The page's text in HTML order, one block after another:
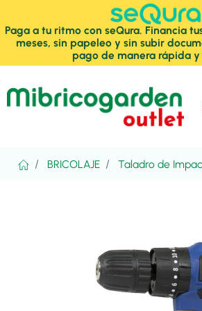
Paga a tu ritmo con seQura. Financia
meses, sin papeleo y sin subir
pago de manera rápida y
BRICOLAJE Taladro de